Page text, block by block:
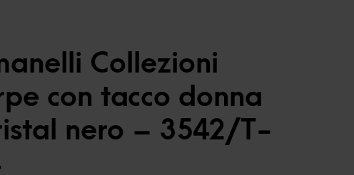
Collezioni
con tacco donna
nero – 3542/T-